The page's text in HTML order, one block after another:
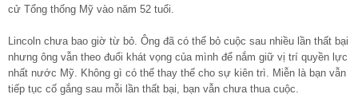
cử Tổng thống Mỹ vào năm 52 tuổi.
Lincoln chưa bao giờ từ bỏ. Ông đã có thể bỏ cuộc sau nhiều lần thất bại
nhưng ông vẫn theo đuổi khát vọng của mình để nắm giữ vị trí quyền lực
nhất nước Mỹ. Không gì có thể thay thế cho sự kiên trì. Miễn là bạn vẫn
tiếp tục cố gắng sau mỗi lần thất bại, bạn vẫn chưa thua cuộc.